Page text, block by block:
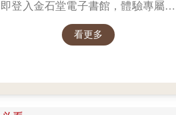
即登入金石堂電子書館，體驗專屬你
的紳士閱讀時光。
看更多